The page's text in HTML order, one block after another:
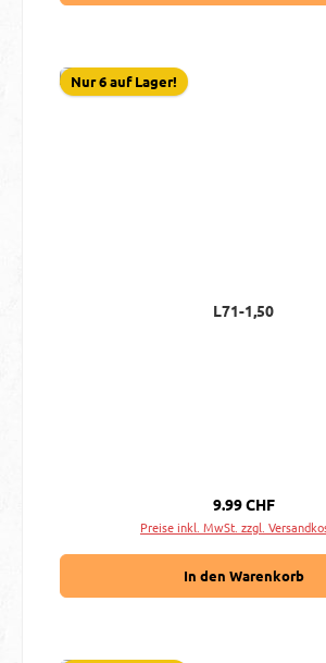
Nur 6 auf Lager!
L71-1,50
Regulärer Preis:
9.99 CHF
Preise inkl. MwSt. zzgl.
In den Warenkorb